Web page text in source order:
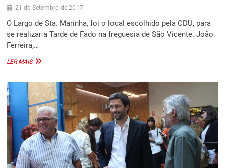
21 de Setembro de 2017
O Largo de Sta. Marinha, foi o local escolhido pela CDU, para
se realizar a Tarde de Fado na freguesia de São Vicente. João
Ferreira,…
LER MAISTARDE
NA
FREGUESIA
DE
SÃO
VICENTE